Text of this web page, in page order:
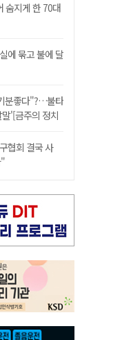
숨지게 한 70대
에 묶고 불에 달
분좋다"?…불타
'[금주의 정치
협회 결국 사